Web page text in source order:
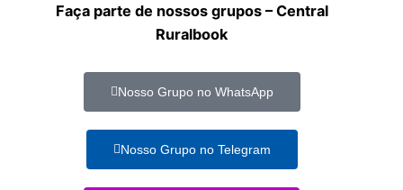
Faça parte de nossos grupos – Central
Ruralbook
Nosso Grupo no WhatsApp
Nosso Grupo no Telegram